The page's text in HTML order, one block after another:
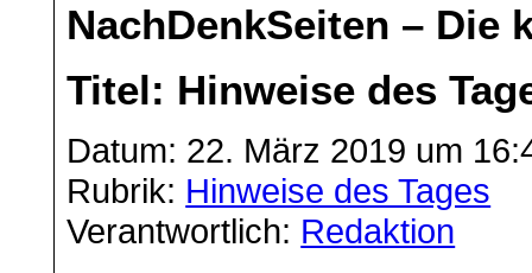
NachDenkSeiten – Die
Titel: Hinweise des
Datum: 22. März 2019 um
Rubrik: Hinweise des Tages
Verantwortlich: Redaktion